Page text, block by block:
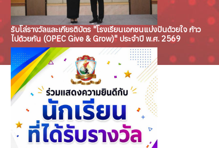
รับโล่รางวัลและเกียรติบัตร "โรงเรียนเอกชนแบ่งปันด้วยใจ ก้าว
ไปด้วยกัน (OPEC Give & Grow)" ประจำปี พ.ศ. 2569